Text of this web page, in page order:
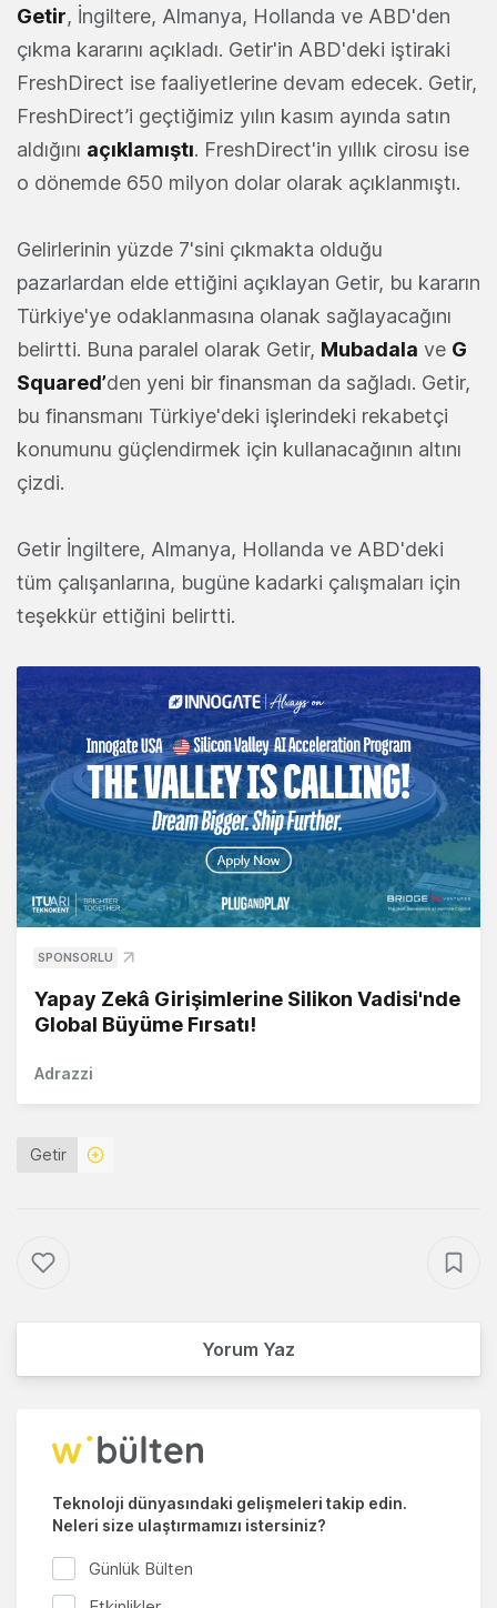
Getir, İngiltere, Almanya, Hollanda ve ABD'den
çıkma kararını açıkladı. Getir'in ABD'deki iştiraki
FreshDirect ise faaliyetlerine devam edecek. Getir,
FreshDirect’i geçtiğimiz yılın kasım ayında satın
aldığını açıklamıştı. FreshDirect'in yıllık cirosu ise
o dönemde 650 milyon dolar olarak açıklanmıştı.
Gelirlerinin yüzde 7'sini çıkmakta olduğu
pazarlardan elde ettiğini açıklayan Getir, bu kararın
Türkiye'ye odaklanmasına olanak sağlayacağını
belirtti. Buna paralel olarak Getir, Mubadala ve G
Squared’den yeni bir finansman da sağladı. Getir,
bu finansmanı Türkiye'deki işlerindeki rekabetçi
konumunu güçlendirmek için kullanacağının altını
çizdi.
Getir İngiltere, Almanya, Hollanda ve ABD'deki
tüm çalışanlarına, bugüne kadarki çalışmaları için
teşekkür ettiğini belirtti.
SPONSORLU
Yapay Zekâ Girişimlerine Silikon Vadisi'nde
Global Büyüme Fırsatı!
Adrazzi
Getir
Yorum Yaz
Teknoloji dünyasındaki gelişmeleri takip edin.
Neleri size ulaştırmamızı istersiniz?
Günlük Bülten